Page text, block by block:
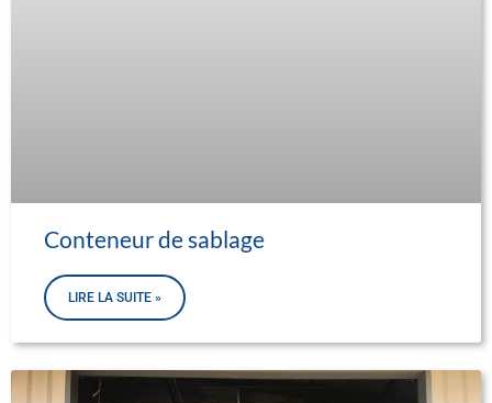
Conteneur de sablage
LIRE LA SUITE »